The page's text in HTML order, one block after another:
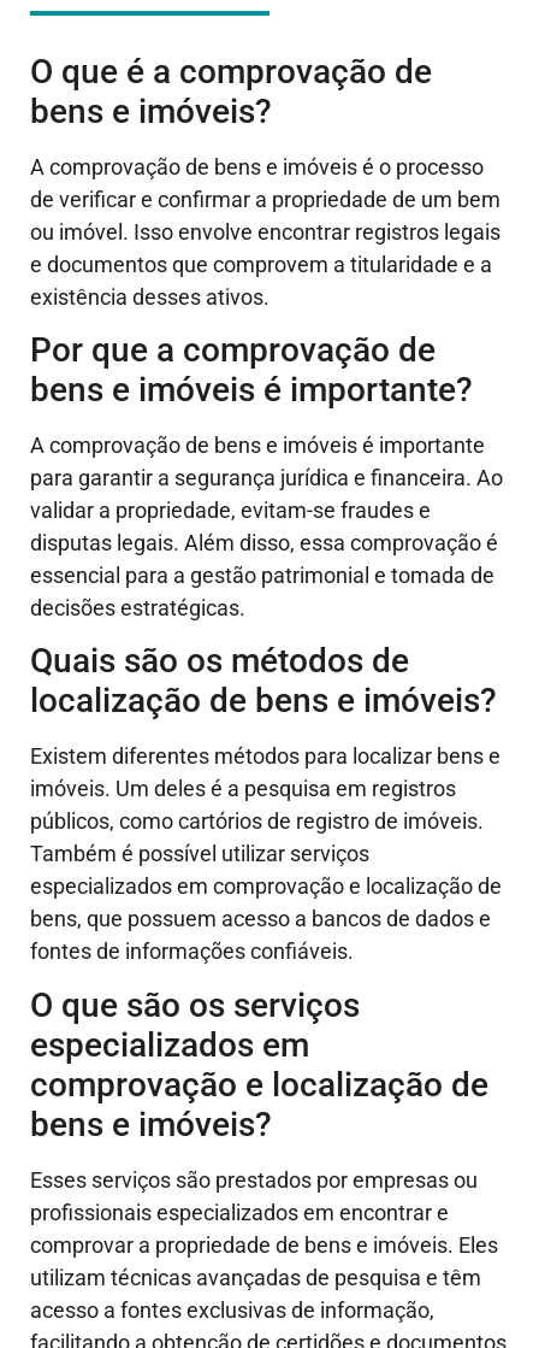
O que é a comprovação de
bens e imóveis?
A comprovação de bens e imóveis é o processo
de verificar e confirmar a propriedade de um bem
ou imóvel. Isso envolve encontrar registros legais
e documentos que comprovem a titularidade e a
existência desses ativos.
Por que a comprovação de
bens e imóveis é importante?
A comprovação de bens e imóveis é importante
para garantir a segurança jurídica e financeira. Ao
validar a propriedade, evitam-se fraudes e
disputas legais. Além disso, essa comprovação é
essencial para a gestão patrimonial e tomada de
decisões estratégicas.
Quais são os métodos de
localização de bens e imóveis?
Existem diferentes métodos para localizar bens e
imóveis. Um deles é a pesquisa em registros
públicos, como cartórios de registro de imóveis.
Também é possível utilizar serviços
especializados em comprovação e localização de
bens, que possuem acesso a bancos de dados e
fontes de informações confiáveis.
O que são os serviços
especializados em
comprovação e localização de
bens e imóveis?
Esses serviços são prestados por empresas ou
profissionais especializados em encontrar e
comprovar a propriedade de bens e imóveis. Eles
utilizam técnicas avançadas de pesquisa e têm
acesso a fontes exclusivas de informação,
facilitando a obtenção de certidões e documentos